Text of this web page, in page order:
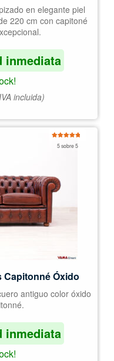
en elegante piel
220 cm con capitoné
inmediata
incluida)
5 sobre 5
Capitonné Óxido
antiguo color óxido
inmediata